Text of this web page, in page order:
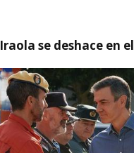
Iraola se deshace en